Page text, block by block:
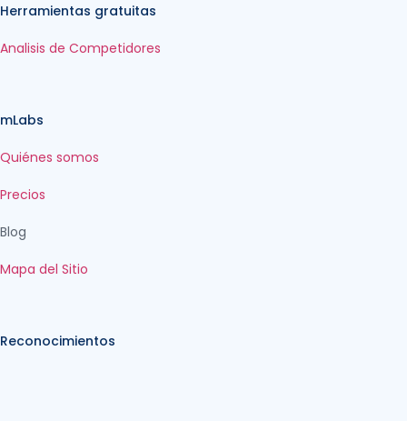
Herramientas gratuitas
Analisis de Competidores
mLabs
Quiénes somos
Precios
Blog
Mapa del Sitio
Reconocimientos